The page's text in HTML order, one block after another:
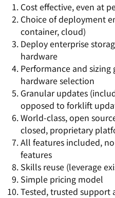
Cost effective, even at
Choice of deployment
container, cloud)
Deploy enterprise
hardware
Performance and
hardware selection
Granular updates
opposed to forklift
World-class, open
closed, proprietary
All features included,
features
Skills reuse (leverage
Simple pricing model
Tested, trusted support